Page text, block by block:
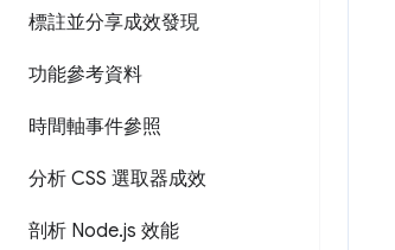
標註並分享成效發現
功能參考資料
時間軸事件參照
分析 CSS 選取器成效
剖析 Node.js 效能